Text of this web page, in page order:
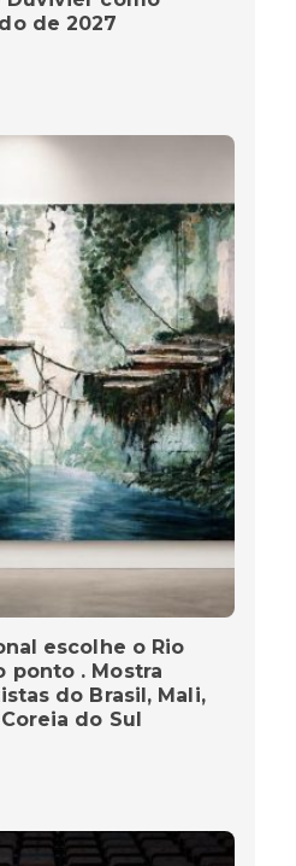
de 2027
escolhe o Rio
ponto . Mostra
do Brasil, Mali,
do Sul